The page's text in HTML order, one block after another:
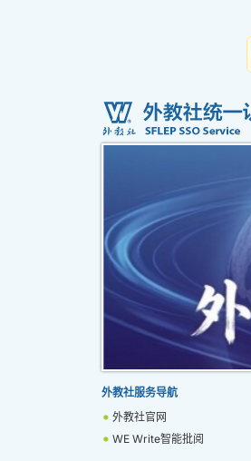
外教社服务导航
外教社官网
WE Write智能批阅